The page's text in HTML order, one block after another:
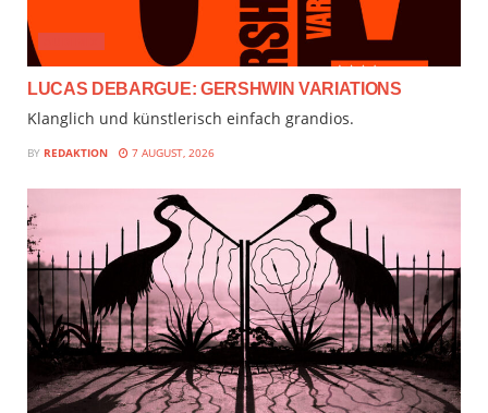
LUCAS DEBARGUE: GERSHWIN VARIATIONS
Klanglich und künstlerisch einfach grandios.
BY REDAKTION 7 AUGUST, 2026